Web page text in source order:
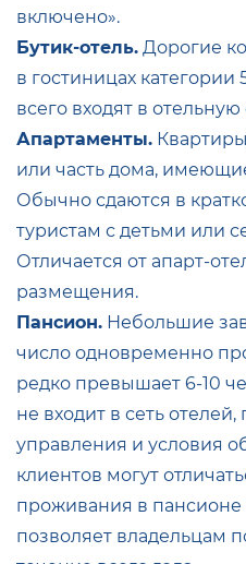
включено».
Бутик-отель. Дорогие
в гостиницах
всего входят в отельную
Апартаменты.
или часть дома,
Обычно сдаются в
туристам с детьми или
Отличается от апарт-
размещения.
Пансион. Небольшие
число одновременно
редко превышает 6-10
не входит в сеть
управления и условия
клиентов могут
проживания в пансионе
позволяет владельцам